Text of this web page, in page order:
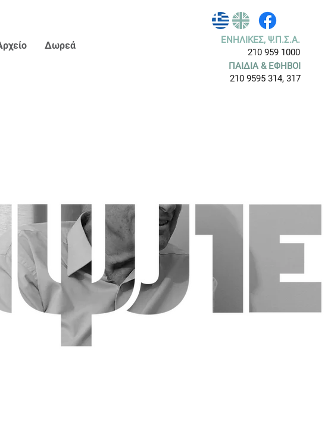
Δωρεά
ΕΝΗΛΙΚΕΣ, Ψ.Π.Σ.Α.
210 959 1000
ΠΑΙΔΙΑ & ΕΦΗΒΟΙ
210 9595 314, 317